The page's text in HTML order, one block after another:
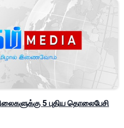
5 புதிய தொலைபேசி